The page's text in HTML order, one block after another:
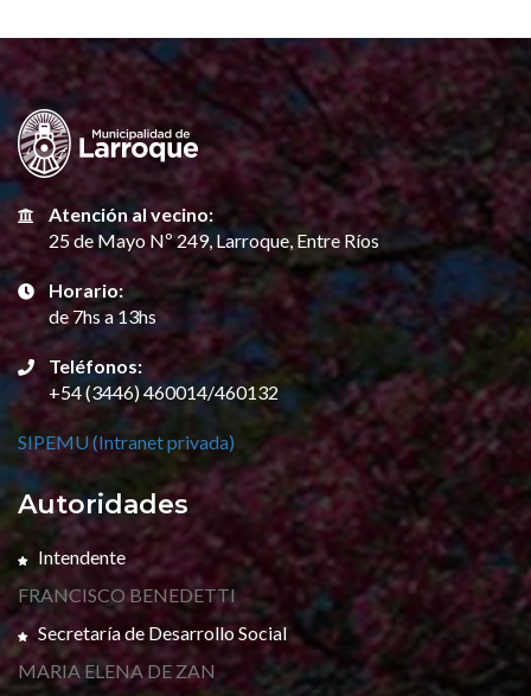
Atención al vecino:
25 de Mayo Nº 249, Larroque, Entre Ríos
Horario:
de 7hs a 13hs
Teléfonos:
+54 (3446) 460014/460132
SIPEMU (Intranet privada)
Autoridades
Intendente
FRANCISCO BENEDETTI
Secretaría de Desarrollo Social
MARIA ELENA DE ZAN